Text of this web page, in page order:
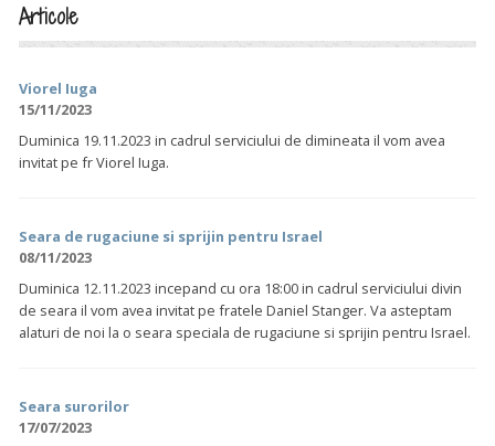
Articole
Viorel Iuga
15/11/2023
Duminica 19.11.2023 in cadrul serviciului de dimineata il vom avea
invitat pe fr Viorel Iuga.
Seara de rugaciune si sprijin pentru Israel
08/11/2023
Duminica 12.11.2023 incepand cu ora 18:00 in cadrul serviciului divin
de seara il vom avea invitat pe fratele Daniel Stanger. Va asteptam
alaturi de noi la o seara speciala de rugaciune si sprijin pentru Israel.
Seara surorilor
17/07/2023